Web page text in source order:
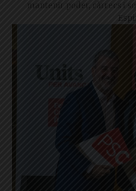
mantenir poder, càrrecs i